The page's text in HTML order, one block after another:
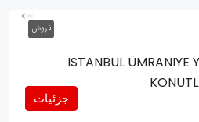
فروش
ISTANBUL ÜMRANIYE
جزئیات